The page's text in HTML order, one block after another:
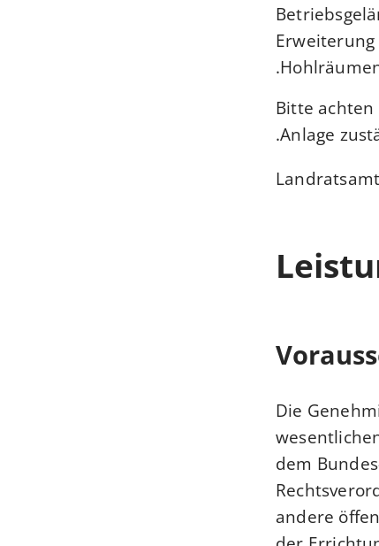
Bitte achten
Anlage
Die
dem
andere